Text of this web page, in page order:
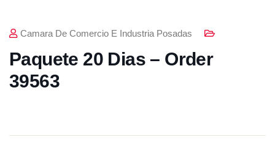
Camara De Comercio E Industria Posadas
Paquete 20 Dias – Order
39563